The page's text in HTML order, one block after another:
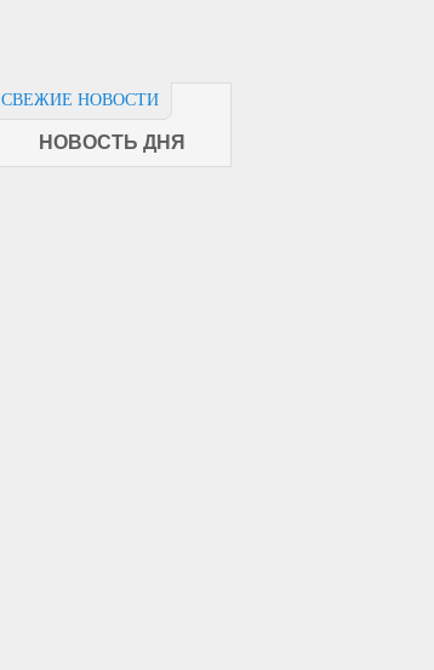
СВЕЖИЕ НОВОСТИ
НОВОСТЬ ДНЯ